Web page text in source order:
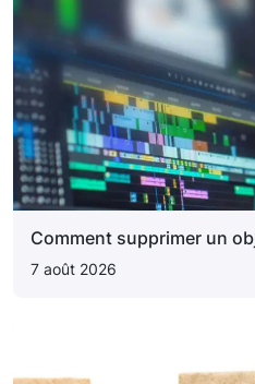
Comment supprimer un
7 août 2026